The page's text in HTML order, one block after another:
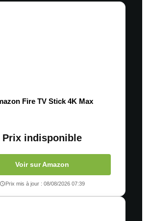
Fire TV Stick 4K Max
Prix indisponible
Voir sur Amazon
Prix mis à jour : 08/08/2026 07:39